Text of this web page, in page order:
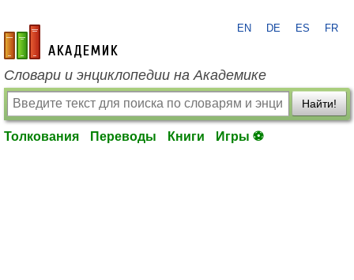
academic.ru
EN DE ES FR
Словари и энциклопедии на Академике
Найти!
Толкования Переводы Книги Игры ⚽